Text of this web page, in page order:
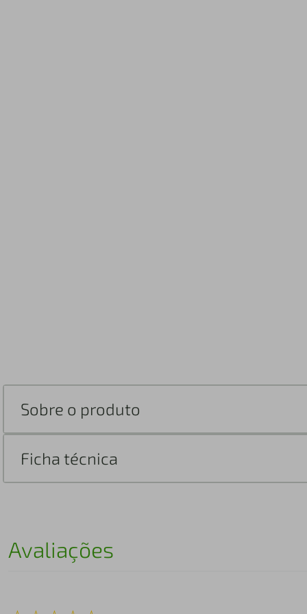
Sobre o produto
Ficha técnica
Avaliações